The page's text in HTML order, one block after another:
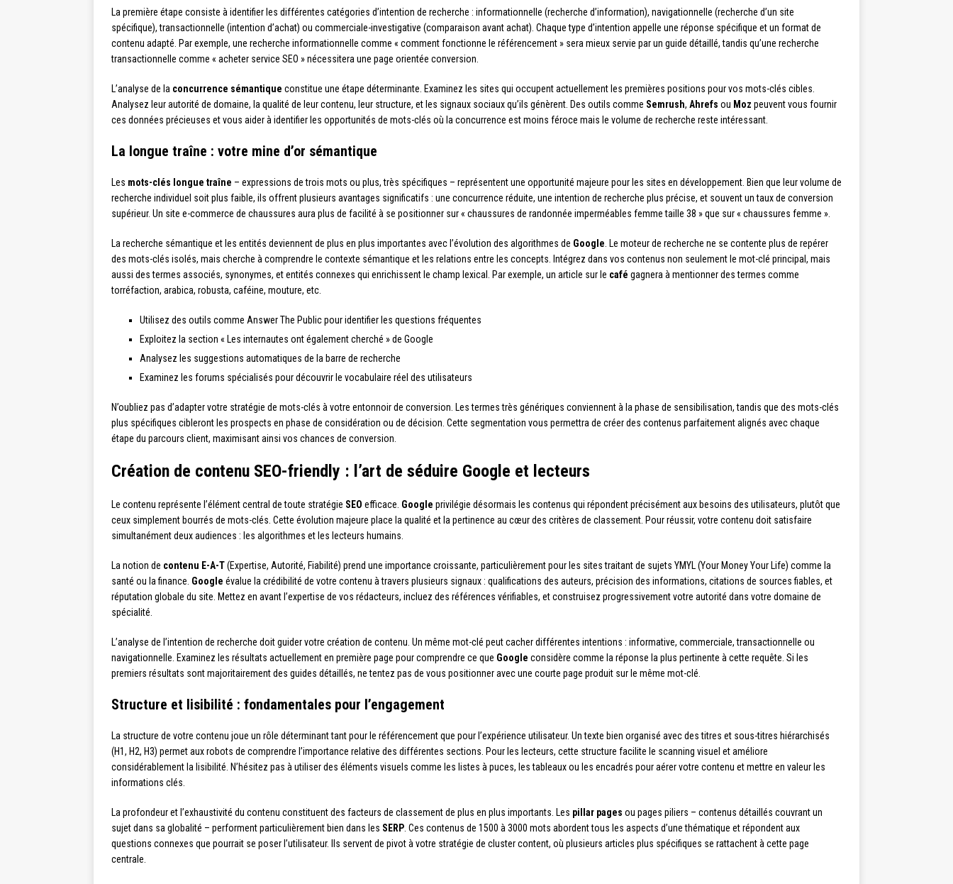
La première étape consiste à identifier les différentes catégories d’intention de recherche : informationnelle (recherche d’information), navigationnelle (recherche d’un site
spécifique), transactionnelle (intention d’achat) ou commerciale-investigative (comparaison avant achat). Chaque type d’intention appelle une réponse spécifique et un format de
contenu adapté. Par exemple, une recherche informationnelle comme « comment fonctionne le référencement » sera mieux servie par un guide détaillé, tandis qu’une recherche
transactionnelle comme « acheter service SEO » nécessitera une page orientée conversion.
L’analyse de la concurrence sémantique constitue une étape déterminante. Examinez les sites qui occupent actuellement les premières positions pour vos mots-clés cibles.
Analysez leur autorité de domaine, la qualité de leur contenu, leur structure, et les signaux sociaux qu’ils génèrent. Des outils comme Semrush, Ahrefs ou Moz peuvent vous fournir
ces données précieuses et vous aider à identifier les opportunités de mots-clés où la concurrence est moins féroce mais le volume de recherche reste intéressant.
La longue traîne : votre mine d’or sémantique
Les mots-clés longue traîne – expressions de trois mots ou plus, très spécifiques – représentent une opportunité majeure pour les sites en développement. Bien que leur volume de
recherche individuel soit plus faible, ils offrent plusieurs avantages significatifs : une concurrence réduite, une intention de recherche plus précise, et souvent un taux de conversion
supérieur. Un site e-commerce de chaussures aura plus de facilité à se positionner sur « chaussures de randonnée imperméables femme taille 38 » que sur « chaussures femme ».
La recherche sémantique et les entités deviennent de plus en plus importantes avec l’évolution des algorithmes de Google . Le moteur de recherche ne se contente plus de repérer
des mots-clés isolés, mais cherche à comprendre le contexte sémantique et les relations entre les concepts. Intégrez dans vos contenus non seulement le mot-clé principal, mais
aussi des termes associés, synonymes, et entités connexes qui enrichissent le champ lexical. Par exemple, un article sur le café gagnera à mentionner des termes comme
torréfaction, arabica, robusta, caféine, mouture, etc.
Utilisez des outils comme Answer The Public pour identifier les questions fréquentes
Exploitez la section « Les internautes ont également cherché » de Google
Analysez les suggestions automatiques de la barre de recherche
Examinez les forums spécialisés pour découvrir le vocabulaire réel des utilisateurs
N’oubliez pas d’adapter votre stratégie de mots-clés à votre entonnoir de conversion. Les termes très génériques conviennent à la phase de sensibilisation, tandis que des mots-clés
plus spécifiques cibleront les prospects en phase de considération ou de décision. Cette segmentation vous permettra de créer des contenus parfaitement alignés avec chaque
étape du parcours client, maximisant ainsi vos chances de conversion.
Création de contenu SEO-friendly : l’art de séduire Google et lecteurs
Le contenu représente l’élément central de toute stratégie SEO efficace. Google privilégie désormais les contenus qui répondent précisément aux besoins des utilisateurs, plutôt que
ceux simplement bourrés de mots-clés. Cette évolution majeure place la qualité et la pertinence au cœur des critères de classement. Pour réussir, votre contenu doit satisfaire
simultanément deux audiences : les algorithmes et les lecteurs humains.
La notion de contenu E-A-T(Expertise, Autorité, Fiabilité) prend une importance croissante, particulièrement pour les sites traitant de sujets YMYL (Your Money Your Life) comme la
santé ou la finance. Google évalue la crédibilité de votre contenu à travers plusieurs signaux : qualifications des auteurs, précision des informations, citations de sources fiables, et
réputation globale du site. Mettez en avant l’expertise de vos rédacteurs, incluez des références vérifiables, et construisez progressivement votre autorité dans votre domaine de
spécialité.
L’analyse de l’intention de recherche doit guider votre création de contenu. Un même mot-clé peut cacher différentes intentions : informative, commerciale, transactionnelle ou
navigationnelle. Examinez les résultats actuellement en première page pour comprendre ce que Google considère comme la réponse la plus pertinente à cette requête. Si les
premiers résultats sont majoritairement des guides détaillés, ne tentez pas de vous positionner avec une courte page produit sur le même mot-clé.
Structure et lisibilité : fondamentales pour l’engagement
La structure de votre contenu joue un rôle déterminant tant pour le référencement que pour l’expérience utilisateur. Un texte bien organisé avec des titres et sous-titres hiérarchisés
(H1, H2, H3) permet aux robots de comprendre l’importance relative des différentes sections. Pour les lecteurs, cette structure facilite le scanning visuel et améliore
considérablement la lisibilité. N’hésitez pas à utiliser des éléments visuels comme les listes à puces, les tableaux ou les encadrés pour aérer votre contenu et mettre en valeur les
informations clés.
La profondeur et l’exhaustivité du contenu constituent des facteurs de classement de plus en plus importants. Les pillar pages ou pages piliers – contenus détaillés couvrant un
sujet dans sa globalité – performent particulièrement bien dans les SERP . Ces contenus de 1500 à 3000 mots abordent tous les aspects d’une thématique et répondent aux
questions connexes que pourrait se poser l’utilisateur. Ils servent de pivot à votre stratégie de cluster content, où plusieurs articles plus spécifiques se rattachent à cette page
centrale.